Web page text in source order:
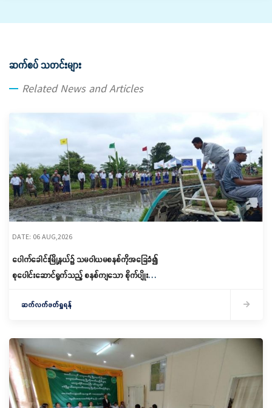
ဆက်စပ် သတင်းများ
Related News and Articles
DATE: 06 AUG,2026
ပေါက်ခေါင်းမြို့နယ်၌ သမဝါယမစနစ်ကိုအခြေခံ၍
စုပေါင်းဆောင်ရွက်သည့် စနစ်ကျသော စိုက်ပျိုးရေး
ဆက်လက်ဖတ်ရှုရန်